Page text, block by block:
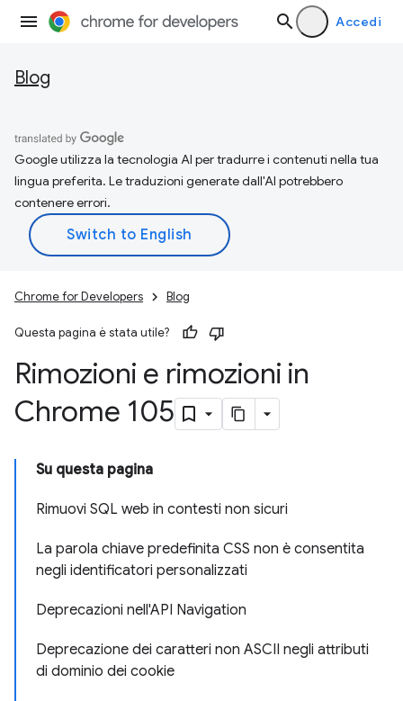
Accedi
Blog
Google utilizza la tecnologia AI per tradurre i contenuti nella tua
lingua preferita. Le traduzioni generate dall'AI potrebbero
contenere errori.
Chrome for Developers Blog
Questa pagina è stata utile?
Rimozioni e rimozioni in
Chrome 105
Su questa pagina
Rimuovi SQL web in contesti non sicuri
La parola chiave predefinita CSS non è consentita
negli identificatori personalizzati
Deprecazioni nell'API Navigation
Deprecazione dei caratteri non ASCII negli attributi
di dominio dei cookie